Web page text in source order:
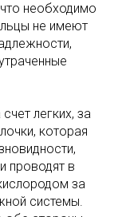
необходимо
не имеют
легких, за
которая
проводят в
за
системы.